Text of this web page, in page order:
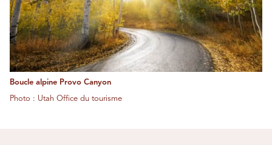
Boucle alpine Provo Canyon
Photo : Utah Office du tourisme